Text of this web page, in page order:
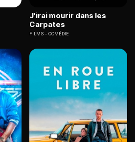
J'irai mourir dans les
Carpates
FILMS COMÉDIE